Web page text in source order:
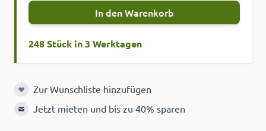
In den Warenkorb
248 Stück in 3 Werktagen
Zur Wunschliste hinzufügen
Zur Wunschliste hinzufügen
Jetzt mieten und bis zu 40% sparen